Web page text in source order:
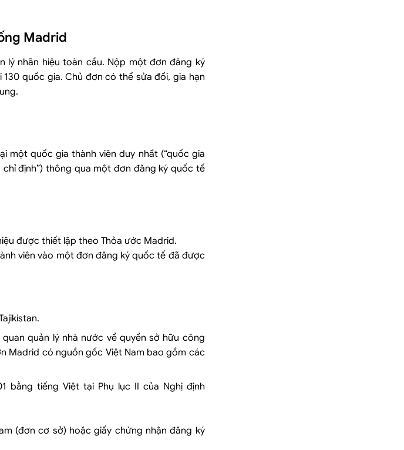
Madrid
lý nhãn hiệu toàn cầu. Nộp một đơn đăng ký
quốc gia. Chủ đơn có thể sửa đổi, gia hạn
một quốc gia thành viên duy nhất (“quốc gia
định”) thông qua một đơn đăng ký quốc tế
được thiết lập theo Thỏa ước Madrid.
viên vào một đơn đăng ký quốc tế đã được
quản lý nhà nước về quyền sở hữu công
Madrid có nguồn gốc Việt Nam bao gồm các
bằng tiếng Việt tại Phụ lục II của Nghị định
(đơn cơ sở) hoặc giấy chứng nhận đăng ký